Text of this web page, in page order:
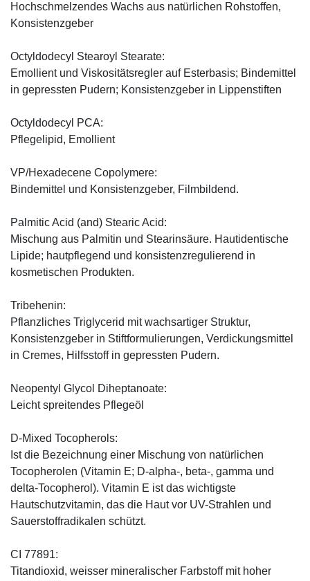
Hochschmelzendes Wachs aus natürlichen Rohstoffen,
Konsistenzgeber
Octyldodecyl Stearoyl Stearate:
Emollient und Viskositätsregler auf Esterbasis; Bindemittel
in gepressten Pudern; Konsistenzgeber in Lippenstiften
Octyldodecyl PCA:
Pflegelipid, Emollient
VP/Hexadecene Copolymere:
Bindemittel und Konsistenzgeber, Filmbildend.
Palmitic Acid (and) Stearic Acid:
Mischung aus Palmitin und Stearinsäure. Hautidentische
Lipide; hautpflegend und konsistenzregulierend in
kosmetischen Produkten.
Tribehenin:
Pflanzliches Triglycerid mit wachsartiger Struktur,
Konsistenzgeber in Stiftformulierungen, Verdickungsmittel
in Cremes, Hilfsstoff in gepressten Pudern.
Neopentyl Glycol Diheptanoate:
Leicht spreitendes Pflegeöl
D-Mixed Tocopherols:
Ist die Bezeichnung einer Mischung von natürlichen
Tocopherolen (Vitamin E; D-alpha-, beta-, gamma und
delta-Tocopherol). Vitamin E ist das wichtigste
Hautschutzvitamin, das die Haut vor UV-Strahlen und
Sauerstoffradikalen schützt.
CI 77891:
Titandioxid, weisser mineralischer Farbstoff mit hoher